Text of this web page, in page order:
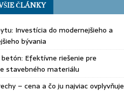
ČLÁNKY
Investícia do modernejšieho a
bývania
Efektívne riešenie pre
stavebného materiálu
– cena a čo ju najviac ovplyvňuje